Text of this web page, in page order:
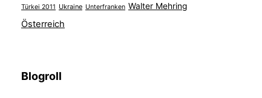
Türkei 2011 Ukraine Unterfranken Walter Mehring
Österreich
Blogroll